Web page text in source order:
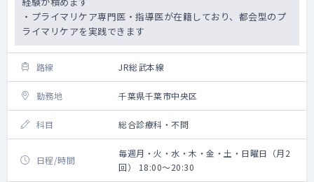
・プライマリケア専門医・指導医が在籍しており、都会型のプ
ライマリケアを実践できます
路線 JR総武本線
勤務地 千葉県千葉市中央区
科目 総合診療科・不問
日程/時間
毎週月・火・水・木・金・土・日曜日（月2
回） 18:00～20:30